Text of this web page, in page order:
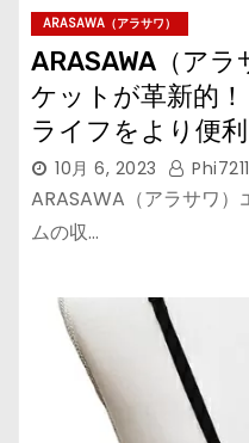
ARASAWA（アラサワ）
ARASAWA（ア
ケットが革新的
ライフをより便
10月 6, 2023
ARASAWA（アラサワ
ムの収…